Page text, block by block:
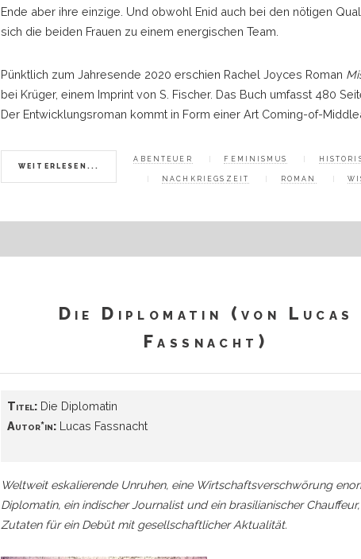
Ende aber ihre einzige. Und obwohl Enid auch bei den nötigen
sich die beiden Frauen zu einem energischen Team.
Pünktlich zum Jahresende 2020 erschien Rachel Joyces Roman
bei Krüger, einem Imprint von S. Fischer. Das Buch umfasst 480
Der Entwicklungsroman kommt in Form einer Art Coming-of-
WEITERLESEN...
ABENTEUER FEMINISMUS
NACHKRIEGSZEIT ROMAN
Die Diplomatin (von Lucas
Fassnacht)
Titel:Die Diplomatin
Autor*in:Lucas Fassnacht
Weltweit eskalierende Unruhen, eine Wirtschaftsverschwörung
Diplomatin, ein indischer Journalist und ein brasilianischer
Zutaten für ein Debüt mit gesellschaftlicher Aktualität.